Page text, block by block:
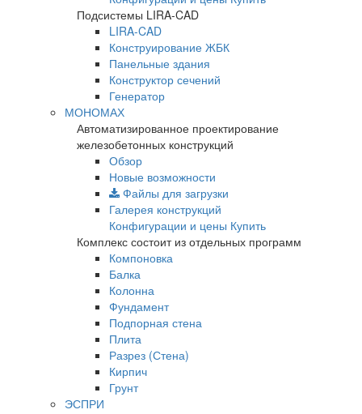
Подсистемы LIRA-CAD
LIRA-CAD
Конструирование ЖБК
Панельные здания
Конструктор сечений
Генератор
МОНОМАХ
Автоматизированное проектирование
железобетонных конструкций
Обзор
Новые возможности
Файлы для загрузки
Галерея конструкций
Конфигурации и цены Купить
Комплекс состоит из отдельных программ
Компоновка
Балка
Колонна
Фундамент
Подпорная стена
Плита
Разрез (Стена)
Кирпич
Грунт
ЭСПРИ